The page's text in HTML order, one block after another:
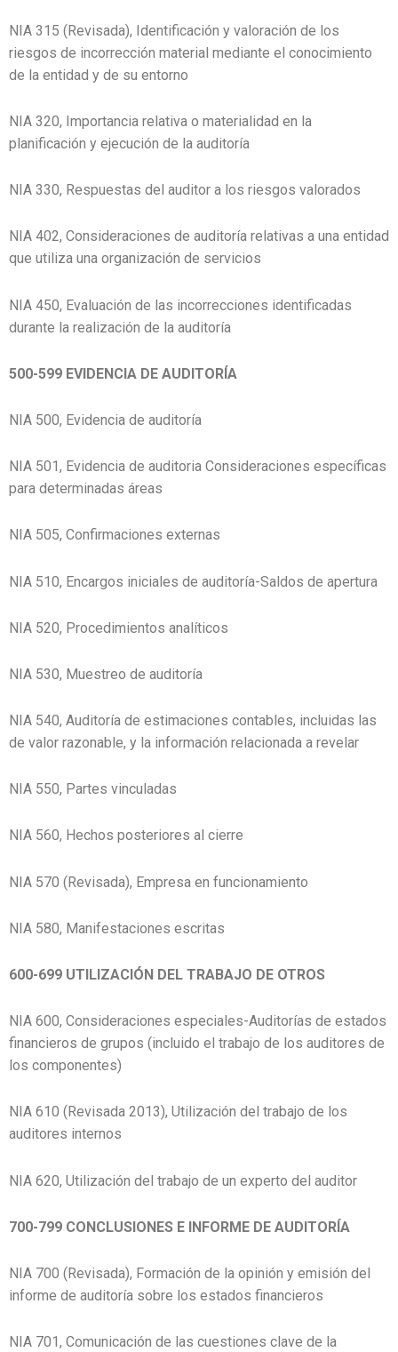
NIA 315 (Revisada), Identificación y valoración de los
riesgos de incorrección material mediante el conocimiento
de la entidad y de su entorno
NIA 320, Importancia relativa o materialidad en la
planificación y ejecución de la auditoría
NIA 330, Respuestas del auditor a los riesgos valorados
NIA 402, Consideraciones de auditoría relativas a una entidad
que utiliza una organización de servicios
NIA 450, Evaluación de las incorrecciones identificadas
durante la realización de la auditoría
500-599 EVIDENCIA DE AUDITORÍA
NIA 500, Evidencia de auditoría
NIA 501, Evidencia de auditoria Consideraciones específicas
para determinadas áreas
NIA 505, Confirmaciones externas
NIA 510, Encargos iniciales de auditoría-Saldos de apertura
NIA 520, Procedimientos analíticos
NIA 530, Muestreo de auditoría
NIA 540, Auditoría de estimaciones contables, incluidas las
de valor razonable, y la información relacionada a revelar
NIA 550, Partes vinculadas
NIA 560, Hechos posteriores al cierre
NIA 570 (Revisada), Empresa en funcionamiento
NIA 580, Manifestaciones escritas
600-699 UTILIZACIÓN DEL TRABAJO DE OTROS
NIA 600, Consideraciones especiales-Auditorías de estados
financieros de grupos (incluido el trabajo de los auditores de
los componentes)
NIA 610 (Revisada 2013), Utilización del trabajo de los
auditores internos
NIA 620, Utilización del trabajo de un experto del auditor
700-799 CONCLUSIONES E INFORME DE AUDITORÍA
NIA 700 (Revisada), Formación de la opinión y emisión del
informe de auditoría sobre los estados financieros
NIA 701, Comunicación de las cuestiones clave de la